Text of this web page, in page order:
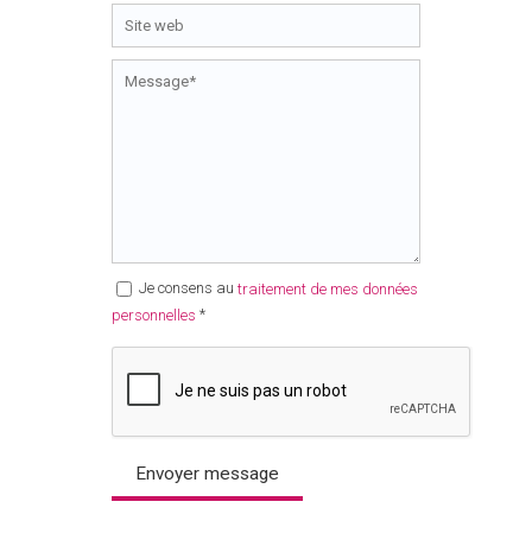
Je consens autraitement de mes données
personnelles *